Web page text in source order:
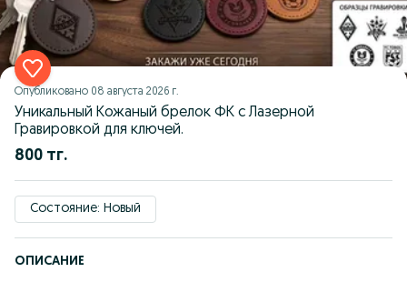
Опубликовано 08 августа 2026 г.
Уникальный Кожаный брелок ФК с Лазерной
Гравировкой для ключей.
800 тг.
Состояние: Новый
ОПИСАНИЕ